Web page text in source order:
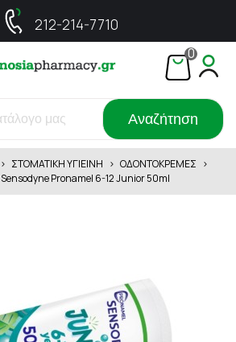
212-214-7710
0
Αναζήτηση
> ΣΤΟΜΑΤΙΚΗ ΥΓΙΕΙΝΗ > ΟΔΟΝΤΟΚΡΕΜΕΣ >
Sensodyne Pronamel 6-12 Junior 50ml